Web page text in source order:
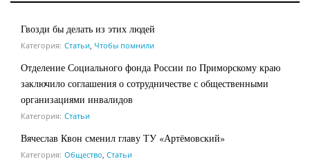
Гвозди бы делать из этих людей
Категория: Статьи Чтобы помнили
Отделение Социального фонда России по Приморскому краю
заключило соглашения о сотрудничестве с общественными
организациями инвалидов
Категория: Статьи
Вячеслав Квон сменил главу ТУ «Артёмовский»
Категория: Общество Статьи